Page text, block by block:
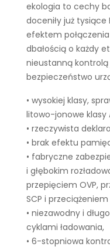
ekologia to cechy
doceniły już tysiące
efektem
dbałością o każdy
nieustanną
bezpieczeństwo
• wysokiej klasy,
litowo-jonowe klasy
• rzeczywista
• brak efektu
• fabryczne
i głębokim
przepięciem OVP,
SCP i
• niezawodny i
cyklami ładowania,
• 6-stopniowa